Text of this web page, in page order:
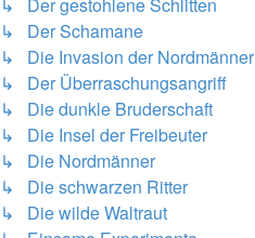
↳ Der gestohlene Schlitten
↳ Der Schamane
↳ Die Invasion der Nordmänner
↳ Der Überraschungsangriff
↳ Die dunkle Bruderschaft
↳ Die Insel der Freibeuter
↳ Die Nordmänner
↳ Die schwarzen Ritter
↳ Die wilde Waltraut